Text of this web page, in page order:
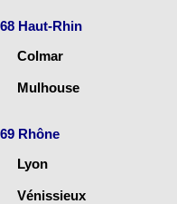
68 Haut-Rhin
Colmar
Mulhouse
69 Rhône
Lyon
Vénissieux